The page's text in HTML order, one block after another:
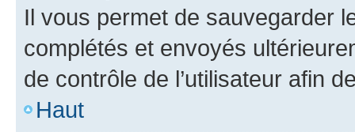
Il vous permet de sauvegarder
complétés et envoyés
de contrôle de l’utilisateur afin
Haut